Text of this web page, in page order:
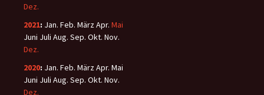
Dez.
2021: Jan. Feb. MärzApr. Mai
Juni Juli Aug. Sep. Okt. Nov.
Dez.
2020: Jan. Feb. MärzApr. Mai
Juni Juli Aug. Sep. Okt. Nov.
Dez.